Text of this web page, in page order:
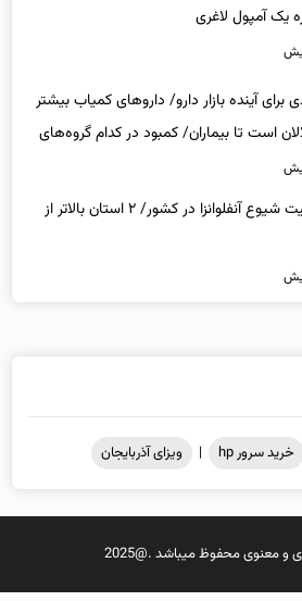
یک آمپول لاغری
برای آینده بازار دارو/ داروهای کمیاب بیشتر
است تا بیماران/ کمبود در کدام گروه‌های
است؟
آخرین وضعیت شیوع آنفلوانزا در کشور/ ۲ استان بالاتر از
خرید سرور hp | ویزای آذربایجان
و معنوی محفوظ میباشد .@2025